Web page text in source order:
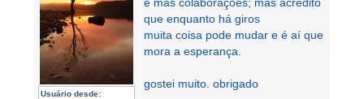
Usuário desde:
que enquanto há giros
muita coisa pode mudar e é aí que
mora a esperança.
gostei muito. obrigado